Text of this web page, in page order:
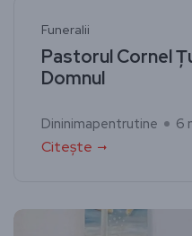
Funeralii
Pastorul Cornel
Domnul
Dininimapentrutine 6
Citește